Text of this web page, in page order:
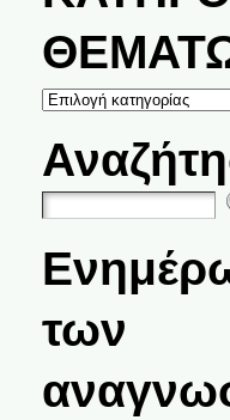
ΚΑΤΗΓΟΡΙΕΣ
ΘΕΜΑΤΩΝ
των